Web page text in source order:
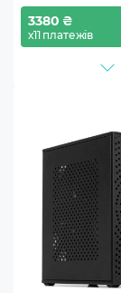
3380 ₴
х11 платежів